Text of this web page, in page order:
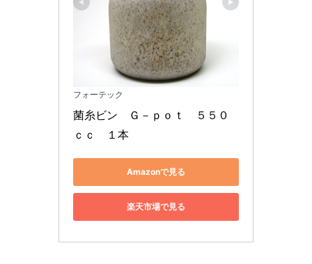
フォーテック
菌糸ビン　Ｇ－ｐｏｔ　５５０
ｃｃ　１本
Amazonで見る
楽天市場で見る